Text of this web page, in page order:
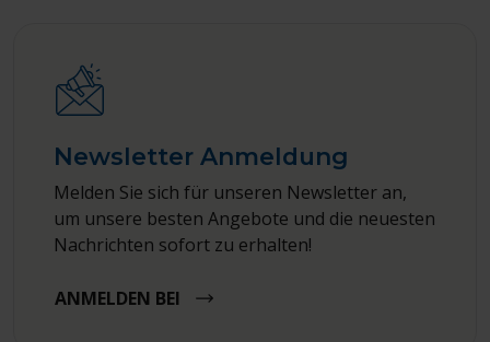
Newsletter Anmeldung
Melden Sie sich für unseren Newsletter an,
um unsere besten Angebote und die neuesten
Nachrichten sofort zu erhalten!
ANMELDEN BEI